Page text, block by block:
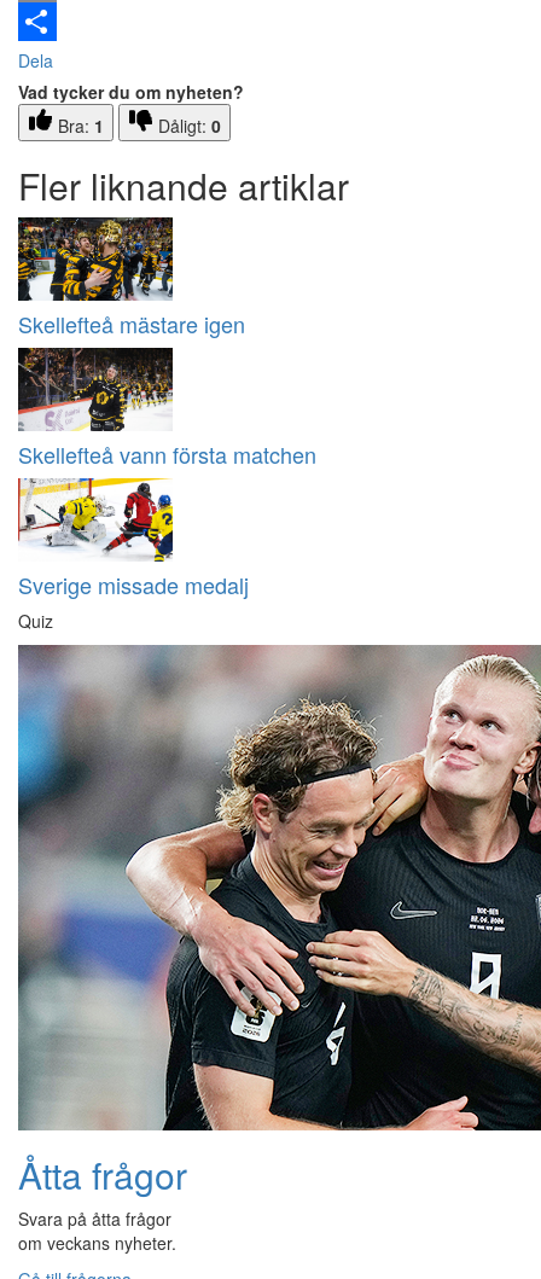
Email
Dela
Vad tycker du om nyheten?
Bra: 1 Dåligt: 0
Fler liknande artiklar
Skellefteå mästare igen
Skellefteå vann första matchen
Sverige missade medalj
Quiz
Åtta frågor
Svara på åtta frågor
om veckans nyheter.